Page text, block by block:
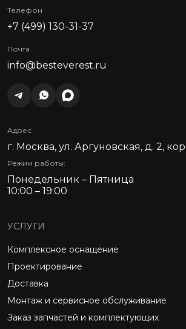
Телефон
+7 (499) 130-31-37
Почта
info@besteverest.ru
Адрес
г. Москва, ул. Аргуновская, д. 2,
Режим работы:
Понедельник – Пятница
10:00 – 19:00
УСЛУГИ
Комплексное оснащение
Проектирование
Доставка
Монтаж и сервисное обслуживание
Заказ запчастей и комплектующих